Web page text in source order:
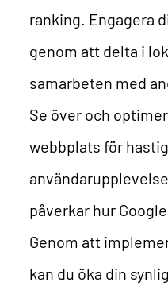
ranking. Engagera
genom att delta i
samarbeten med
Se över och
webbplats för
påverkar hur
Genom att
kan du öka din